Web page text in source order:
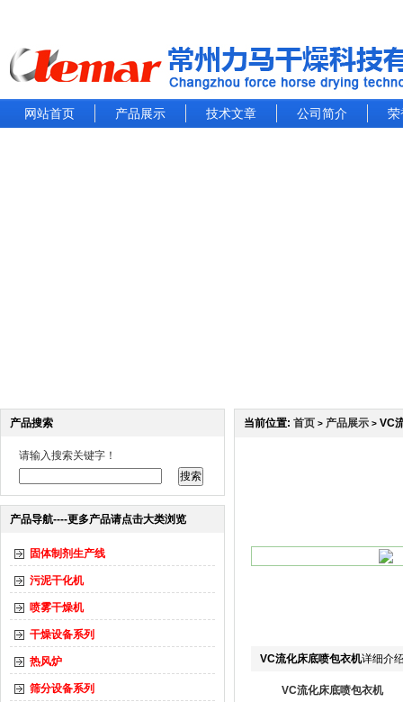
网站首页 产品展示 技术文章 公司简介 荣
产品搜索
请输入搜索关键字！
产品导航----更多产品请点击大类浏览
固体制剂生产线
污泥干化机
喷雾干燥机
干燥设备系列
热风炉
筛分设备系列
当前位置: 首页 > 产品展示 > VC
VC流化床底喷包衣机详细介
VC流化床底喷包衣机